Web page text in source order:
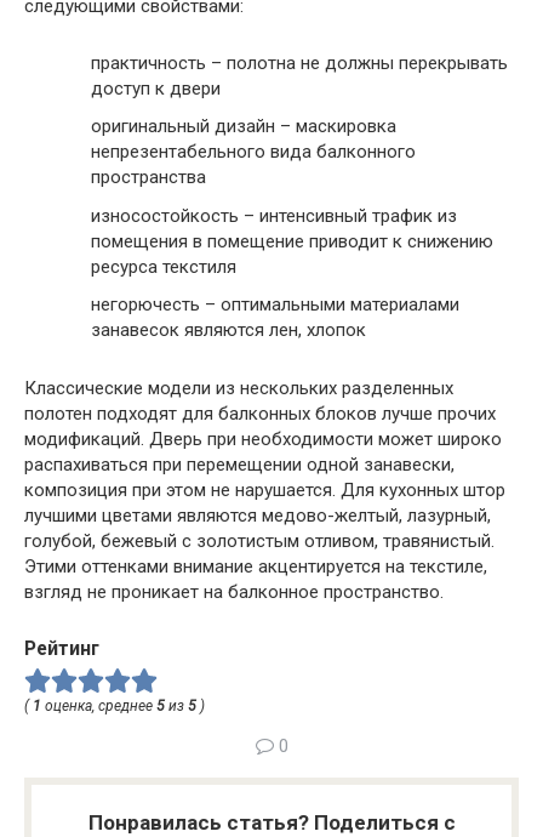
следующими свойствами:
практичность – полотна не должны перекрывать
доступ к двери
оригинальный дизайн – маскировка
непрезентабельного вида балконного
пространства
износостойкость – интенсивный трафик из
помещения в помещение приводит к снижению
ресурса текстиля
негорючесть – оптимальными материалами
занавесок являются лен, хлопок
Классические модели из нескольких разделенных
полотен подходят для балконных блоков лучше прочих
модификаций. Дверь при необходимости может широко
распахиваться при перемещении одной занавески,
композиция при этом не нарушается. Для кухонных штор
лучшими цветами являются медово-желтый, лазурный,
голубой, бежевый с золотистым отливом, травянистый.
Этими оттенками внимание акцентируется на текстиле,
взгляд не проникает на балконное пространство.
Рейтинг
( 1 оценка, среднее 5 из 5 )
0
Понравилась статья? Поделиться с